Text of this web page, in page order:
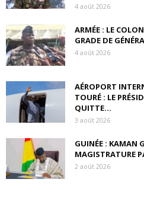
4 août 2026
ARMÉE : LE
GRADE DE
4 août 2026
AÉROPORT
TOURÉ : LE
QUITTE...
3 août 2026
GUINÉE : KAMAN
MAGISTRATURE
2 août 2026